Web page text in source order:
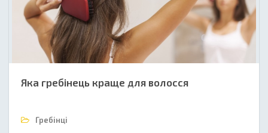
Яка гребінець краще для волосся
Гребінці